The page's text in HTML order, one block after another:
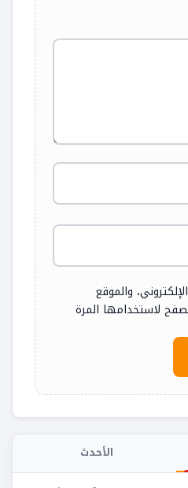
والموقع
لاستخدامها المرة
الأحدث